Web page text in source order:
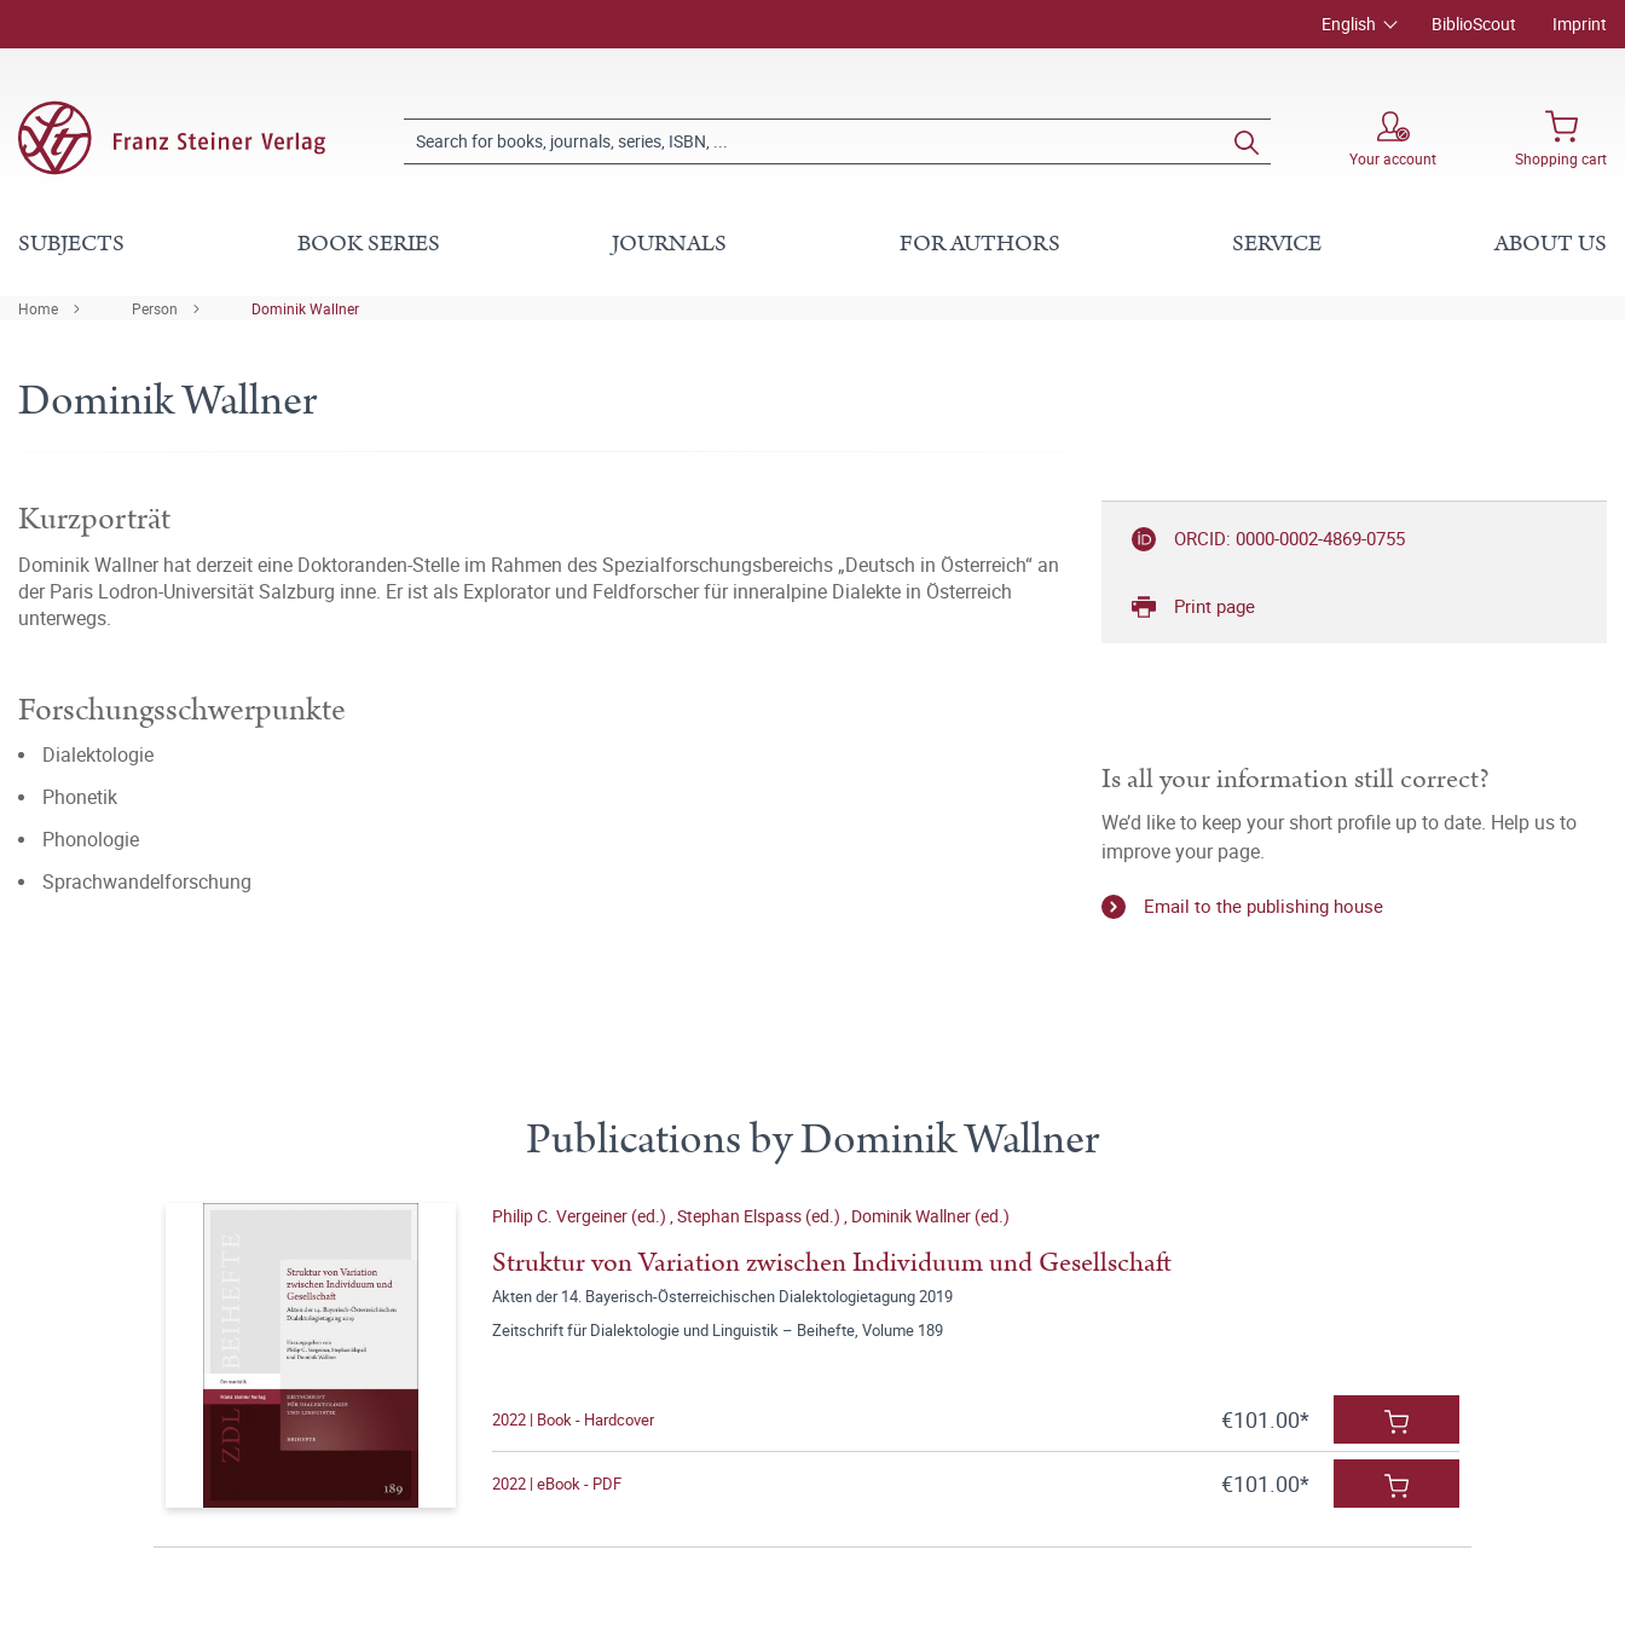
English BiblioScout Imprint
Your account Shopping cart
SUBJECTS BOOK SERIES JOURNALS FOR AUTHORS SERVICE ABOUT US
Home Person Dominik Wallner
Dominik Wallner
Kurzporträt
Dominik Wallner hat derzeit eine Doktoranden-Stelle im Rahmen des Spezialforschungsbereichs „Deutsch in Österreich“ an
der Paris Lodron-Universität Salzburg inne. Er ist als Explorator und Feldforscher für inneralpine Dialekte in Österreich
unterwegs.
Forschungsschwerpunkte
Dialektologie
Phonetik
Phonologie
Sprachwandelforschung
ORCID: 0000-0002-4869-0755
Print page
Is all your information still correct?
We’d like to keep your short profile up to date. Help us to
improve your page.
Email to the publishing house
Publications by Dominik Wallner
Philip C. Vergeiner (ed.) ,Stephan Elspass (ed.) , Dominik Wallner (ed.)
Struktur von Variation zwischen Individuum und Gesellschaft
Akten der 14. Bayerisch-Österreichischen Dialektologietagung 2019
Zeitschrift für Dialektologie und Linguistik – Beihefte, Volume 189
2022 | Book - Hardcover €101.00*
2022 | eBook - PDF €101.00*